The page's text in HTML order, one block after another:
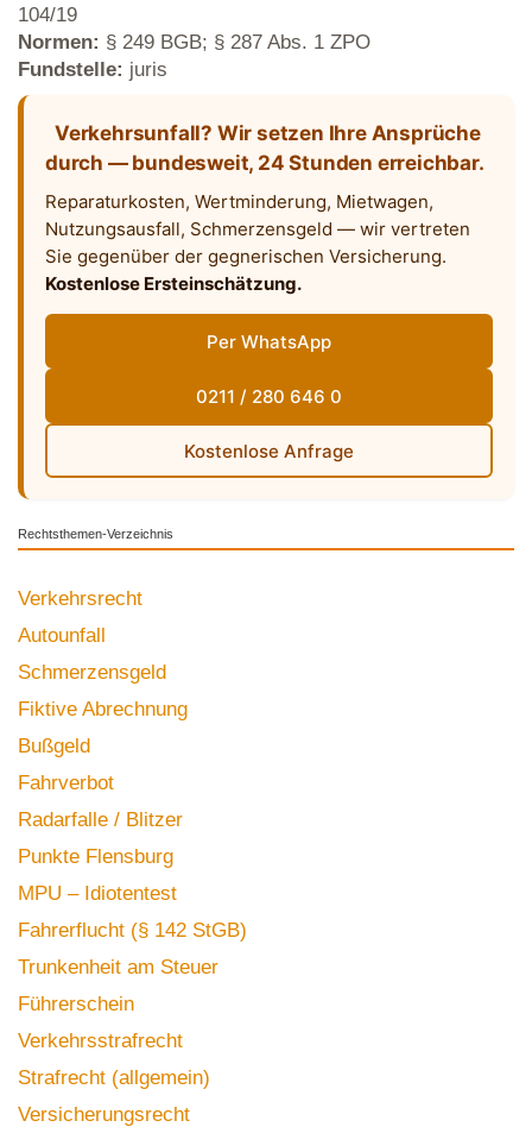
104/19
Normen: § 249 BGB; § 287 Abs. 1 ZPO
Fundstelle: juris
Verkehrsunfall? Wir setzen Ihre Ansprüche
durch — bundesweit, 24 Stunden erreichbar.
Reparaturkosten, Wertminderung, Mietwagen,
Nutzungsausfall, Schmerzensgeld — wir vertreten
Sie gegenüber der gegnerischen Versicherung.
Kostenlose Ersteinschätzung.
Per WhatsApp
0211 / 280 646 0
Kostenlose Anfrage
Rechtsthemen-Verzeichnis
Verkehrsrecht
Autounfall
Schmerzensgeld
Fiktive Abrechnung
Bußgeld
Fahrverbot
Radarfalle / Blitzer
Punkte Flensburg
MPU – Idiotentest
Fahrerflucht (§ 142 StGB)
Trunkenheit am Steuer
Führerschein
Verkehrsstrafrecht
Strafrecht (allgemein)
Versicherungsrecht